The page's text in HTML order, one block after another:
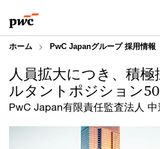
to
content
to
footer
ホーム PwC Japanグループ 採用情報
PwC Japan有限責任監査法人 中
人員拡大につき、積
ルタントポジション